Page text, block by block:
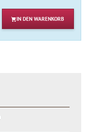
IN DEN WARENKORB